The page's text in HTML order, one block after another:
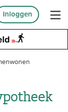
Inloggen